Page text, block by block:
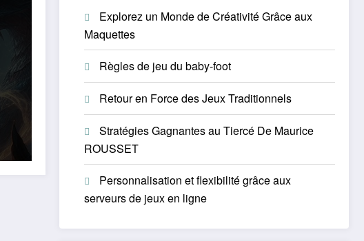
Explorez un Monde de Créativité Grâce aux
Maquettes
Règles de jeu du baby-foot
Retour en Force des Jeux Traditionnels
Stratégies Gagnantes au Tiercé De Maurice
ROUSSET
Personnalisation et flexibilité grâce aux
serveurs de jeux en ligne